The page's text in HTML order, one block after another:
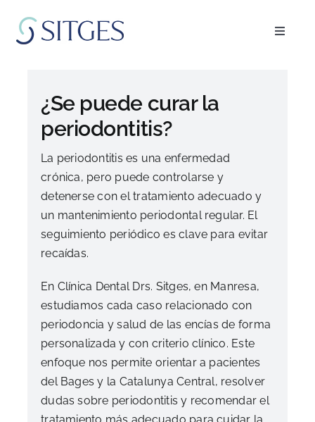
contenido
Toggle
Especialidades
El equipo
FAQ’s
Pedir cita
¿Se puede curar la
periodontitis?
La periodontitis es una enfermedad
crónica, pero puede controlarse y
detenerse con el tratamiento adecuado y
un mantenimiento periodontal regular. El
seguimiento periódico es clave para evitar
recaídas.
En Clínica Dental Drs. Sitges, en Manresa,
estudiamos cada caso relacionado con
periodoncia y salud de las encías de forma
personalizada y con criterio clínico. Este
enfoque nos permite orientar a pacientes
del Bages y la Catalunya Central, resolver
dudas sobre periodontitis y recomendar el
tratamiento más adecuado para cuidar la